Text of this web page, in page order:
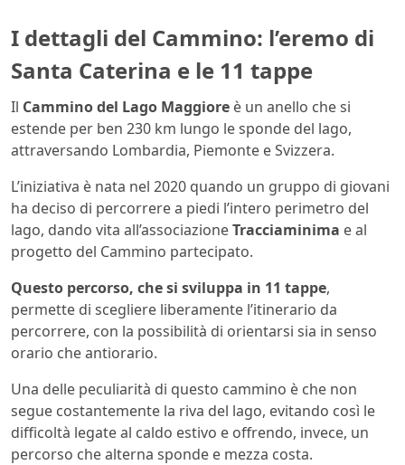
I dettagli del Cammino: l’eremo di
Santa Caterina e le 11 tappe
Il Cammino del Lago Maggiore è un anello che si
estende per ben 230 km lungo le sponde del lago,
attraversando Lombardia, Piemonte e Svizzera.
L’iniziativa è nata nel 2020 quando un gruppo di giovani
ha deciso di percorrere a piedi l’intero perimetro del
lago, dando vita all’associazioneTracciaminima e al
progetto del Cammino partecipato.
Questo percorso, che si sviluppa in 11 tappe,
permette di scegliere liberamente l’itinerario da
percorrere, con la possibilità di orientarsi sia in senso
orario che antiorario.
Una delle peculiarità di questo cammino è che non
segue costantemente la riva del lago, evitando così le
difficoltà legate al caldo estivo e offrendo, invece, un
percorso che alterna sponde e mezza costa.